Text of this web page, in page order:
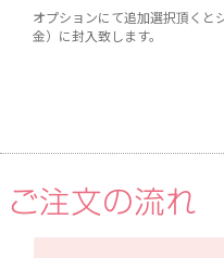
オプションにて追加選択頂くと
金）に封入致します。